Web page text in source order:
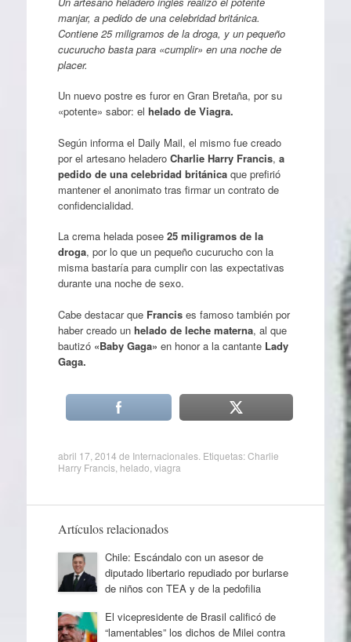
manjar, a pedido de una celebridad británica.
Contiene 25 miligramos de la droga, y un pequeño
cucurucho basta para «cumplir» en una noche de
placer.
Un nuevo postre es furor en Gran Bretaña, por su
«potente» sabor: el helado de Viagra.
Según informa el Daily Mail, el mismo fue creado
por el artesano heladeroCharlie Harry Francis, a
pedido de una celebridad británica que prefirió
mantener el anonimato tras firmar un contrato de
confidencialidad.
La crema helada posee 25 miligramos de la
droga, por lo que un pequeño cucurucho con la
misma bastaría para cumplir con las expectativas
durante una noche de sexo.
Cabe destacar que Francis es famoso también por
haber creado un helado de leche materna, al que
bautizó«Baby Gaga» en honor a la cantante Lady
Gaga.
abril 17, 2014 de Internacionales. Etiquetas:Charlie
Harry Francis, helado viagra
Artículos relacionados
Chile: Escándalo con un asesor de
diputado libertario repudiado por burlarse
de niños con TEA y de la pedofilia
El vicepresidente de Brasil calificó de
“lamentables” los dichos de Milei contra